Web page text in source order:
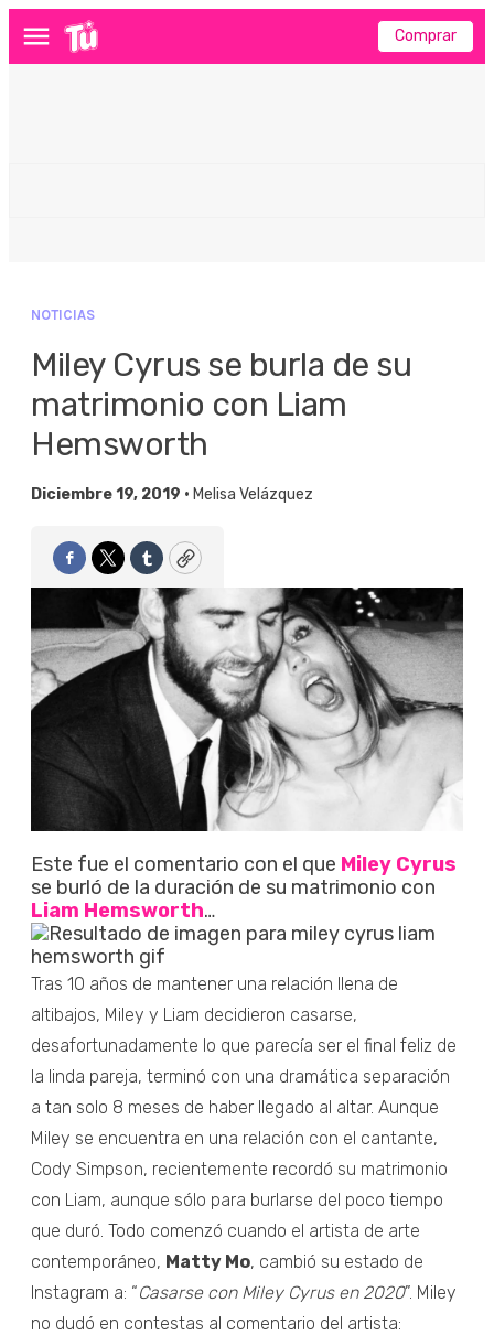
Menú Comprar
NOTICIAS
Miley Cyrus se burla de su
matrimonio con Liam
Hemsworth
Diciembre 19, 2019 • Melisa Velázquez
Facebook
TwitterTumblrCopy
Este fue el comentario con el que Miley Cyrus
se burló de la duración de su matrimonio con
Liam Hemsworth…
Tras 10 años de mantener una relación llena de
altibajos, Miley y Liam decidieron casarse,
desafortunadamente lo que parecía ser el final feliz de
la linda pareja, terminó con una dramática separación
a tan solo 8 meses de haber llegado al altar. Aunque
Miley se encuentra en una relación con el cantante,
Cody Simpson, recientemente recordó su matrimonio
con Liam, aunque sólo para burlarse del poco tiempo
que duró. Todo comenzó cuando el artista de arte
contemporáneo, Matty Mo, cambió su estado de
Instagram a: “Casarse con Miley Cyrus en 2020”. Miley
no dudó en contestas al comentario del artista: